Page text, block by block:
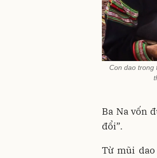
Con dao trong
Ba Na vốn
đổi”.
Từ mũi dao